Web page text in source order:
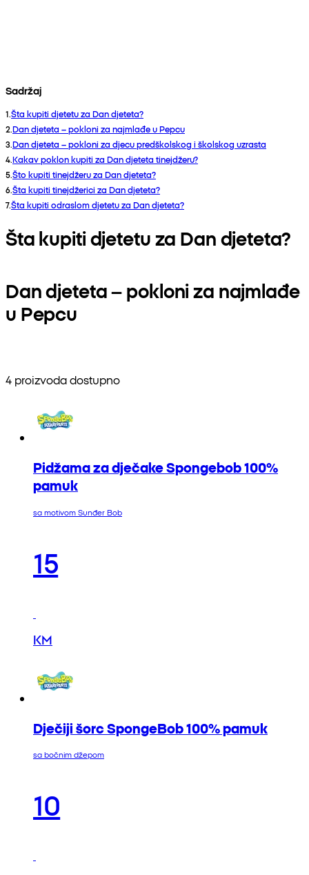
Sadržaj
1.Šta kupiti djetetu za Dan djeteta?
2.Dan djeteta – pokloni za najmlađe u Pepcu
3.Dan djeteta – pokloni za djecu predškolskog i školskog uzrasta
4.Kakav poklon kupiti za Dan djeteta tinejdžeru?
5.Što kupiti tinejdžeru za Dan djeteta?
6.Šta kupiti tinejdžerici za Dan djeteta?
7.Šta kupiti odraslom djetetu za Dan djeteta?
Šta kupiti djetetu za Dan djeteta?
Dan djeteta – pokloni za najmlađe
u Pepcu
4 proizvoda dostupno
Pidžama za dječake Spongebob 100%
pamuk
sa motivom Sunđer Bob
15
KM
Dječiji šorc SpongeBob 100% pamuk
sa bočnim džepom
10